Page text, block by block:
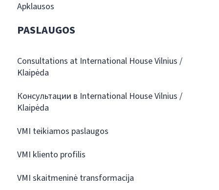
Apklausos
PASLAUGOS
Consultations at International House Vilnius /
Klaipėda
Консультации в International House Vilnius /
Klaipėda
VMI teikiamos paslaugos
VMI kliento profilis
VMI skaitmeninė transformacija